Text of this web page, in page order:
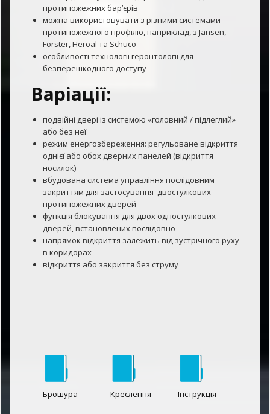
протипожежних бар’єрів
можна використовувати з різними системами
протипожежного профілю, наприклад, з Jansen,
Forster, Heroal та Schüco
особливості технології геронтології для
безперешкодного доступу
Варіації:
подвійні двері із системою «головний / підлеглий»
або без неї
режим енергозбереження: регульоване відкриття
однієї або обох дверних панелей (відкриття
носилок)
вбудована система управління послідовним
закриттям для застосування двостулкових
протипожежних дверей
функція блокування для двох одностулкових
дверей, встановлених послідовно
напрямок відкриття залежить від зустрічного руху
в коридорах
відкриття або закриття без струму
Брошура Креслення Інструкція